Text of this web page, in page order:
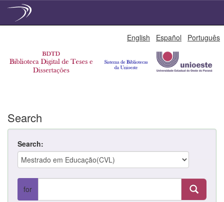
English Español Português
Search
Search:
for